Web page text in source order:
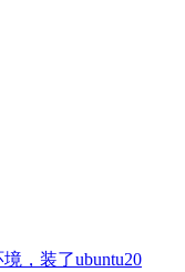
，装了ubuntu20